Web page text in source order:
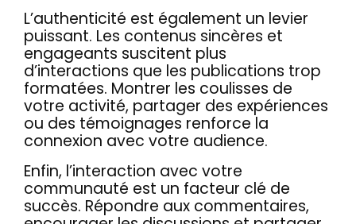
L’authenticité est également un levier
puissant. Les contenus sincères et
engageants suscitent plus
d’interactions que les publications trop
formatées. Montrer les coulisses de
votre activité, partager des expériences
ou des témoignages renforce la
connexion avec votre audience.
Enfin, l’interaction avec votre
communauté est un facteur clé de
succès. Répondre aux commentaires,